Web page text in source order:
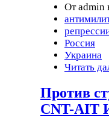
От admin
Россия
Украина
Читать
Против
CNT-AIT